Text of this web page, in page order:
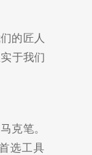
的匠人
于我们
克笔。
选工具‌